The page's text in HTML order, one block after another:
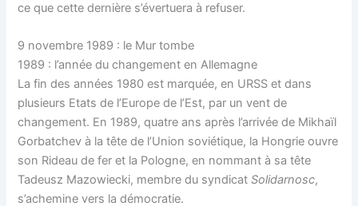
ce que cette dernière s’évertuera à refuser.
9 novembre 1989 : le Mur tombe
1989 : l’année du changement en Allemagne
La fin des années 1980 est marquée, en URSS et dans
plusieurs Etats de l’Europe de l’Est, par un vent de
changement. En 1989, quatre ans après l’arrivée de Mikhaïl
Gorbatchev à la tête de l’Union soviétique, la Hongrie ouvre
son Rideau de fer et la Pologne, en nommant à sa tête
Tadeusz Mazowiecki, membre du syndicatSolidarnosc,
s’achemine vers la démocratie.